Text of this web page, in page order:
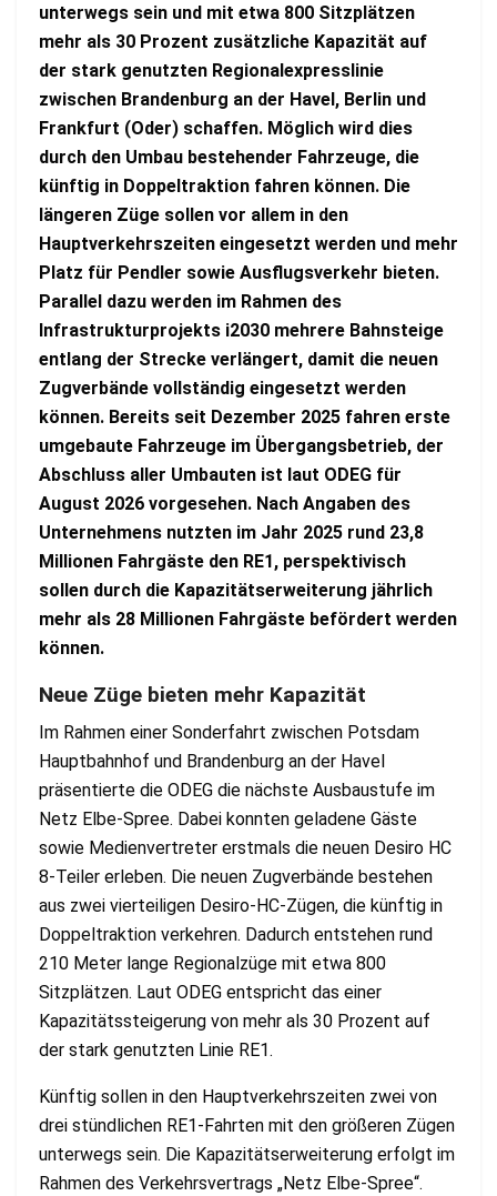
unterwegs sein und mit etwa 800 Sitzplätzen
mehr als 30 Prozent zusätzliche Kapazität auf
der stark genutzten Regionalexpresslinie
zwischen Brandenburg an der Havel, Berlin und
Frankfurt (Oder) schaffen. Möglich wird dies
durch den Umbau bestehender Fahrzeuge, die
künftig in Doppeltraktion fahren können. Die
längeren Züge sollen vor allem in den
Hauptverkehrszeiten eingesetzt werden und mehr
Platz für Pendler sowie Ausflugsverkehr bieten.
Parallel dazu werden im Rahmen des
Infrastrukturprojekts i2030 mehrere Bahnsteige
entlang der Strecke verlängert, damit die neuen
Zugverbände vollständig eingesetzt werden
können. Bereits seit Dezember 2025 fahren erste
umgebaute Fahrzeuge im Übergangsbetrieb, der
Abschluss aller Umbauten ist laut ODEG für
August 2026 vorgesehen. Nach Angaben des
Unternehmens nutzten im Jahr 2025 rund 23,8
Millionen Fahrgäste den RE1, perspektivisch
sollen durch die Kapazitätserweiterung jährlich
mehr als 28 Millionen Fahrgäste befördert werden
können.
Neue Züge bieten mehr Kapazität
Im Rahmen einer Sonderfahrt zwischen Potsdam
Hauptbahnhof und Brandenburg an der Havel
präsentierte die ODEG die nächste Ausbaustufe im
Netz Elbe-Spree. Dabei konnten geladene Gäste
sowie Medienvertreter erstmals die neuen Desiro HC
8-Teiler erleben. Die neuen Zugverbände bestehen
aus zwei vierteiligen Desiro-HC-Zügen, die künftig in
Doppeltraktion verkehren. Dadurch entstehen rund
210 Meter lange Regionalzüge mit etwa 800
Sitzplätzen. Laut ODEG entspricht das einer
Kapazitätssteigerung von mehr als 30 Prozent auf
der stark genutzten Linie RE1.
Künftig sollen in den Hauptverkehrszeiten zwei von
drei stündlichen RE1-Fahrten mit den größeren Zügen
unterwegs sein. Die Kapazitätserweiterung erfolgt im
Rahmen des Verkehrsvertrags „Netz Elbe-Spree“.